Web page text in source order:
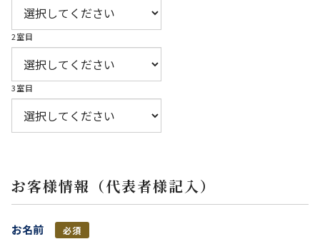
2室目
3室目
お客様情報（代表者様記入）
お名前 必須